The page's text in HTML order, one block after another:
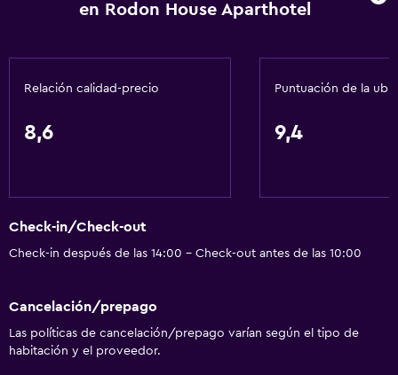
en Rodon House Aparthotel
Relación calidad-precio
8,6
Puntuación de la
9,4
Check-in/Check-out
Check-in después de las 14:00 - Check-out antes de las 10:00
Cancelación/prepago
Las políticas de cancelación/prepago varían según el tipo de
habitación y el proveedor.